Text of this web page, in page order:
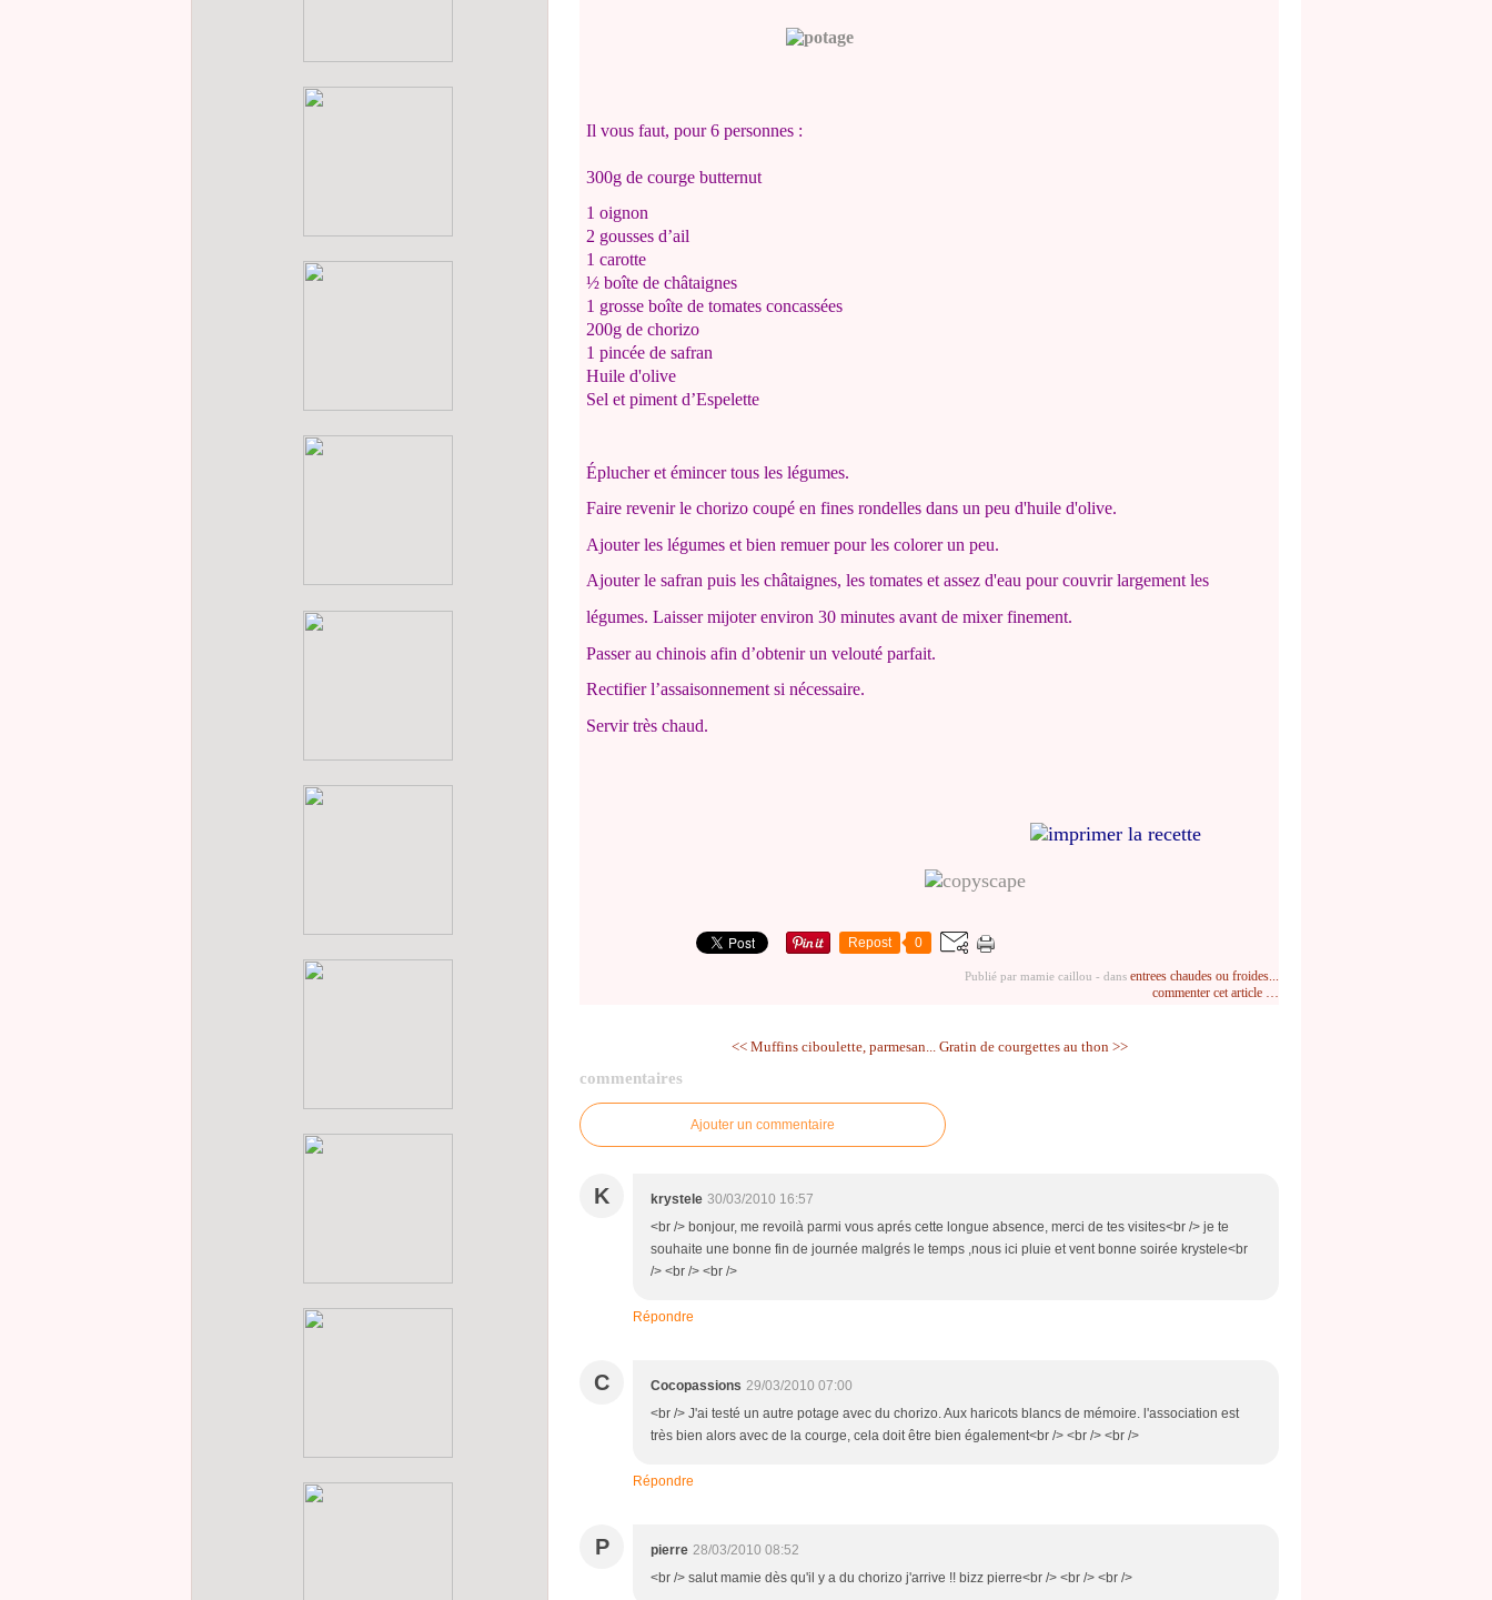
Il vous faut, pour 6 personnes :
300g de courge butternut
1 oignon
2 gousses d’ail
1 carotte
½ boîte de châtaignes
1 grosse boîte de tomates concassées
200g de chorizo
1 pincée de safran
Huile d'olive
Sel et piment d’Espelette
Éplucher et émincer tous les légumes.
Faire revenir le chorizo coupé en fines rondelles dans un peu d'huile d'olive.
Ajouter les légumes et bien remuer pour les colorer un peu.
Ajouter le safran puis les châtaignes, les tomates et assez d'eau pour couvrir largement les
légumes. Laisser mijoter environ 30 minutes avant de mixer finement.
Passer au chinois afin d’obtenir un velouté parfait.
Rectifier l’assaisonnement si nécessaire.
Servir très chaud.
imprimer la recette
Repost 0
Publié par mamie caillou - dans entrees chaudes ou froides...
commenter cet article
<< Muffins ciboulette, parmesan... Gratin de courgettes au thon >>
commentaires
Ajouter un commentaire
K krystele 30/03/2010 16:57
<br /> bonjour, me revoilà parmi vous aprés cette longue absence, merci de tes visites<br /> je te
souhaite une bonne fin de journée malgrés le temps ,nous ici pluie et vent bonne soirée krystele<br
/> <br /> <br />
Répondre
C Cocopassions 29/03/2010 07:00
<br /> J'ai testé un autre potage avec du chorizo. Aux haricots blancs de mémoire. l'association est
très bien alors avec de la courge, cela doit être bien également<br /> <br /> <br />
Répondre
P pierre 28/03/2010 08:52
<br /> salut mamie dès qu'il y a du chorizo j'arrive !! bizz pierre<br /> <br /> <br />